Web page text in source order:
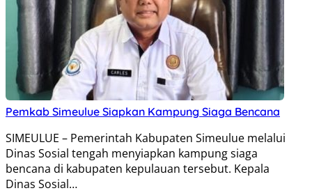
Pemkab Simeulue Siapkan Kampung Siaga Bencana
SIMEULUE – Pemerintah Kabupaten Simeulue melalui
Dinas Sosial tengah menyiapkan kampung siaga
bencana di kabupaten kepulauan tersebut. Kepala
Dinas Sosial…